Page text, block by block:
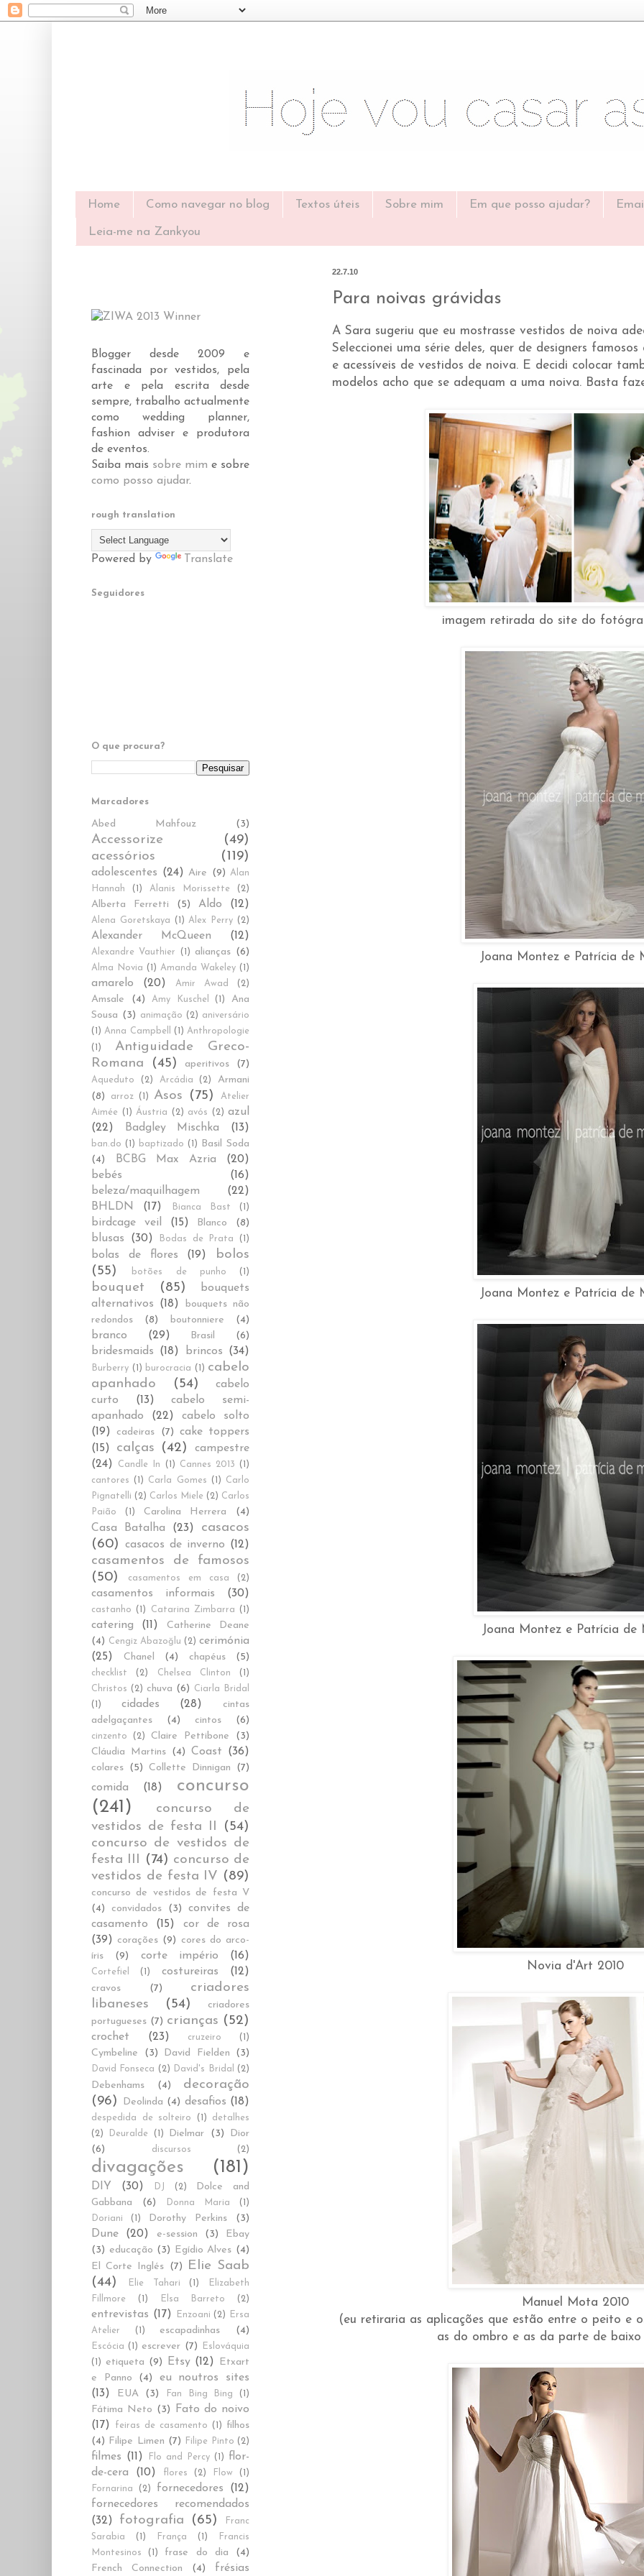
Home Como navegar no blog Textos úteis Sobre mim Em que posso ajudar?
Leia-me na Zankyou
22.7.10
Para noivas grávidas
A Sara sugeriu que eu mostrasse vestidos de noiva
Seleccionei uma série deles, quer de designers
e acessíveis de vestidos de noiva. E decidi colocar
modelos acho que se adequam a uma noiva. Basta
imagem retirada do site do
Joana Montez e Patrícia de
Joana Montez e Patrícia de
Joana Montez e Patrícia de
Novia d'Art 2010
Manuel Mota 2010
(eu retiraria as aplicações que estão entre o peito e
as do ombro e as da parte de
Blogger desde 2009 e
fascinada por vestidos, pela
arte e pela escrita desde
sempre, trabalho actualmente
como wedding planner,
fashion adviser e produtora
de eventos.
Saiba mais sobre mim e sobre
como posso ajudar.
rough translation
Powered by Translate
Seguidores
O que procura?
Marcadores
Abed Mahfouz (3)
Accessorize
(49)
acessórios
(119)
adolescentes (24) Aire (9) Alan
Hannah
(1) Alanis Morissette (2)
Alberta Ferretti (5) Aldo (12)
Alena Goretskaya (1) Alex Perry (2)
Alexander McQueen (12)
Alexandre Vauthier (1) alianças (6)
Alma Novia (1) Amanda Wakeley (1)
amarelo (20) Amir Awad (2)
Amsale (4) Amy Kuschel (1)
Ana
Sousa (3) animação (2) aniversário
(1) Anna Campbell (1) Anthropologie
(1)
Antiguidade Greco-
Romana
(45) aperitivos (7)
Aqueduto (2) Arcádia (2)
Armani
(8)
arroz (1) Asos (75)
Atelier
Aimée
(1) Áustria (2) avós (2) azul
(22)
Badgley Mischka (13)
ban.do (1) baptizado (1)
Basil Soda
(4)
BCBG Max Azria
(20)
bebés
(16)
beleza/maquilhagem
(22)
BHLDN
(17) Bianca Bast (1)
birdcage veil (15) Blanco (8)
blusas (30) Bodas de Prata (1)
bolas de flores (19)
bolos
(55)
botões de punho (1)
bouquet (85)
bouquets
alternativos
(18)
bouquets não
redondos
(8) boutonniere (4)
branco (29) Brasil (6)
bridesmaids (18) brincos (34)
Burberry (1) burocracia (1) cabelo
apanhado
(54)
cabelo
curto
(13)
cabelo semi-
apanhado
(22)
cabelo solto
(19)
cadeiras (7) cake toppers
(15)
calças (42)
campestre
(24)
Candle In (1) Cannes 2013
(1)
cantores
(1) Carla Gomes (1)
Carlo
Pignatelli (2) Carlos Miele (2) Carlos
Paião
(1) Carolina Herrera (4)
Casa Batalha (23)
casacos
(60)
casacos de inverno (12)
casamentos de famosos
(50)
casamentos em casa (2)
casamentos informais (30)
castanho (1) Catarina Zimbarra (1)
catering (11)
Catherine Deane
(4) Cengiz Abazoğlu (2) cerimónia
(25)
Chanel (4) chapéus (5)
checklist (2) Chelsea Clinton
(1)
Christos (2) chuva (6)
Ciarla Bridal
(1)
cidades (28)
cintas
adelgaçantes
(4) cintos (6)
cinzento (2) Claire Pettibone
(3)
Cláudia Martins (4) Coast (36)
colares (5) Collette Dinnigan (7)
comida (18)
concurso
(241)
concurso de
vestidos de festa II
(54)
concurso de vestidos de
festa III
(74) concurso de
vestidos de festa IV (89)
concurso de vestidos de festa V
(4)
convidados (3)
convites de
casamento
(15)
cor de rosa
(39) corações (9) cores do arco-
íris
(9) corte império (16)
Cortefiel (1) costureiras (12)
cravos (7)
criadores
libaneses
(54)
criadores
portugueses (7) crianças (52)
crochet (23) cruzeiro (1)
Cymbeline (3) David Fielden (3)
David Fonseca (2) David's Bridal (2)
Debenhams (4)
decoração
(96)
Deolinda (4) desafios (18)
despedida de solteiro (1)
detalhes
(2)
Deuralde (1) Dielmar (3)
Dior
(6)
discursos (2)
divagações (181)
DIY (30) DJ (2)
Dolce and
Gabbana
(6) Donna Maria
(1)
Doriani
(1) Dorothy Perkins (3)
Dune (20) e-session (3)
Ebay
(3) educação (3) Egídio Alves (4)
El Corte Inglés (7)
Elie Saab
(44)
Elie Tahari (1)
Elizabeth
Fillmore
(1) Elsa Barreto (2)
entrevistas (17) Enzoani (2)
Ersa
Atelier
(1) escapadinhas (4)
Escócia (1) escrever (7)
Eslováquia
(1)
etiqueta (9) Etsy (12)
Etxart
e Panno
(4)
eu noutros sites
(13)
EUA (3) Fan Bing Bing (1)
Fátima Neto (3)
Fato do noivo
(17)
feiras de casamento (1)
filhos
(4) Filipe Limen (7) Filipe Pinto (2)
filmes (11) Flo and Percy (1)
flor-
de-cera
(10) flores (2) Flow
(1)
Fornarina
(2) fornecedores
(12)
fornecedores recomendados
(32)
fotografia (65)
Franc
Sarabia
(1) França (1)
Francis
Montesinos
(1) frase do dia
(4)
French Connection
(4) frésias